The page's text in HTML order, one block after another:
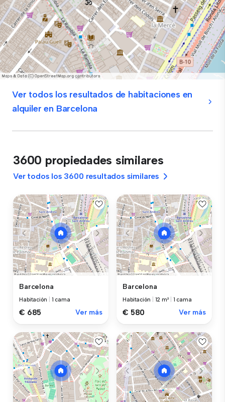
Ver todos los resultados de habitaciones en
alquiler en Barcelona
3600 propiedades similares
Ver todos los 3600 resultados similares
Barcelona
Habitación 1 cama
€ 685 Ver más
Barcelona
Habitación 12 m² 1 cama
€ 580 Ver más